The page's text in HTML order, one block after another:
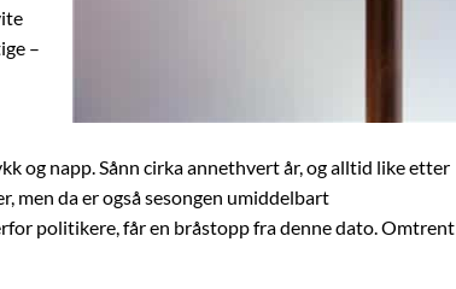
–
og napp. Sånn cirka annethvert år, og alltid like etter
men da er også sesongen umiddelbart
politikere, får en bråstopp fra denne dato. Omtrent